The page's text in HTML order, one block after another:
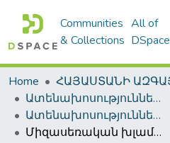
Communities
& Collections
All of
DSpace
Home
Ատենախոսություններ և սեղմագրեր / Theses & Abstracts
Ատենախոսություններ և սեղմագրեր / Theses & Abstracts
Միզասեռական խլամիդիոզի ախտածագման, ախտորոշման և բուժման նոր մոտեցումները